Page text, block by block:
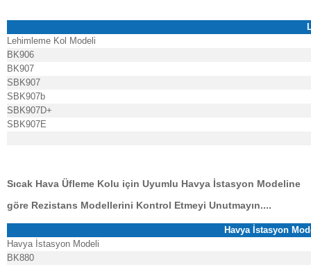
Lehimleme Kol Modeli
BK906
BK907
SBK907
SBK907b
SBK907D+
SBK907E
Sıcak Hava Üfleme Kolu için Uyumlu Havya İstasyon Modeline
göre Rezistans Modellerini Kontrol Etmeyi Unutmayın....
Havya İstasyon
Havya İstasyon Modeli
BK880